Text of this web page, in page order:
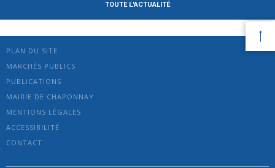
TOUTE L'ACTUALITÉ
PLAN DU SITE
MARCHÉS PUBLICS
PUBLICATIONS
MAIRIE DE CHAPONNAY
MENTIONS LÉGALES
ACCESSIBILITÉ
CONTACT